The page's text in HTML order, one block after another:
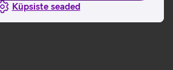
Küpsiste seaded